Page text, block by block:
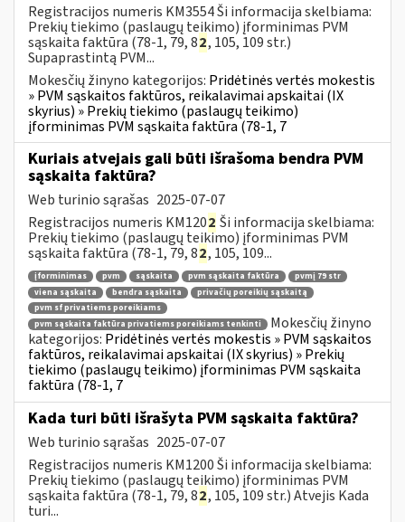
Registracijos numeris KM3554 Ši informacija skelbiama:
Prekių tiekimo (paslaugų teikimo) įforminimas PVM
sąskaita faktūra (78-1, 79, 82, 105, 109 str.)
Supaprastintą PVM...
Mokesčių žinyno kategorijos: Pridėtinės vertės mokestis
» PVM sąskaitos faktūros, reikalavimai apskaitai (IX
skyrius) » Prekių tiekimo (paslaugų teikimo)
įforminimas PVM sąskaita faktūra (78-1, 7
Kuriais atvejais gali būti išrašoma bendra PVM
sąskaita faktūra?
Web turinio sąrašas 2025-07-07
Registracijos numeris KM1202 Ši informacija skelbiama:
Prekių tiekimo (paslaugų teikimo) įforminimas PVM
sąskaita faktūra (78-1, 79, 82, 105, 109...
įforminimas pvm sąskaita pvm sąskaita faktūra
pvmį 79 str
viena sąskaita
bendra sąskaita
privačių poreikių sąskaitą
pvm sf privatiems poreikiams
pvm sąskaita faktūra privatiems poreikiams tenkinti
Mokesčių žinyno
kategorijos: Pridėtinės vertės mokestis » PVM sąskaitos
faktūros, reikalavimai apskaitai (IX skyrius) » Prekių
tiekimo (paslaugų teikimo) įforminimas PVM sąskaita
faktūra (78-1, 7
Kada turi būti išrašyta PVM sąskaita faktūra?
Web turinio sąrašas 2025-07-07
Registracijos numeris KM1200 Ši informacija skelbiama:
Prekių tiekimo (paslaugų teikimo) įforminimas PVM
sąskaita faktūra (78-1, 79, 82, 105, 109 str.) Atvejis Kada
turi...